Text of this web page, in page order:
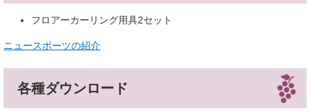
フロアーカーリング用具2セット
ニュースポーツの紹介
各種ダウンロード